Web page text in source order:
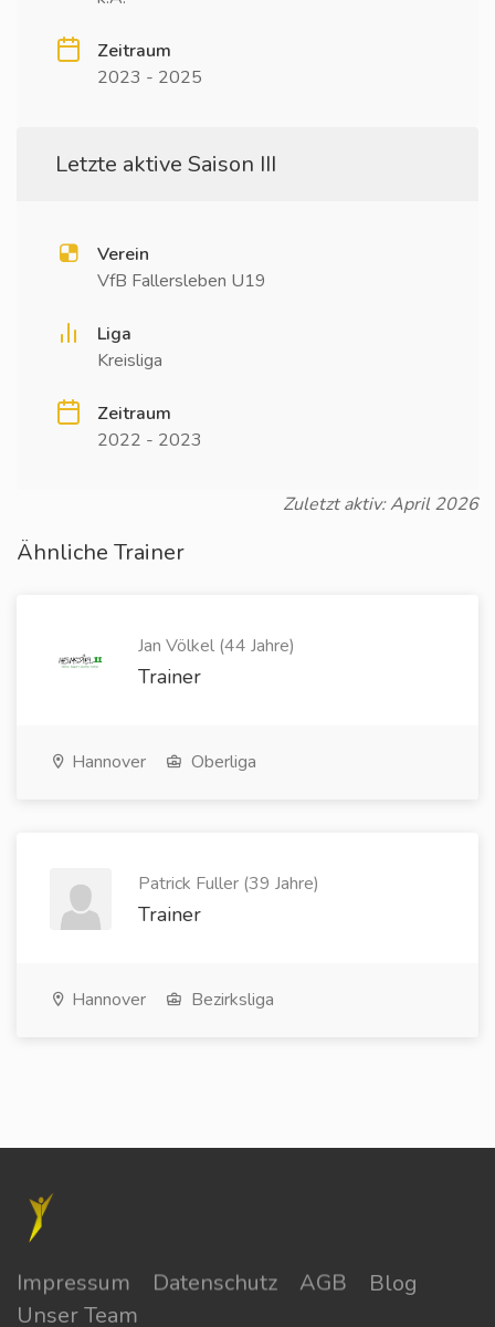
Zeitraum
2023 - 2025
Letzte aktive Saison III
Verein
VfB Fallersleben U19
Liga
Kreisliga
Zeitraum
2022 - 2023
Zuletzt aktiv: April 2026
Ähnliche Trainer
Jan Völkel (44 Jahre)
Trainer
Hannover Oberliga
Patrick Fuller (39 Jahre)
Trainer
Hannover Bezirksliga
Impressum Datenschutz AGB
Blog
Unser Team